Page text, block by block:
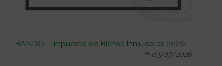
BANDO - Impuesto de Bienes Inmuebles 2026
03/07/2026